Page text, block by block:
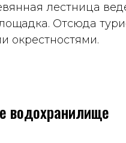
лестница
Отсюда
окрестностями.
водохранилище